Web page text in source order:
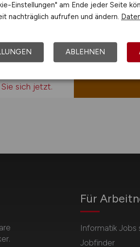
sich jetzt.
Sie
per E-
Für
Informatik Jobs
Jobfinder
Einstellungen" am Ende jeder Seite
nachträglich aufrufen und ändern.
ABLEHNEN